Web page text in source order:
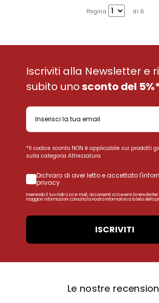
Pagina di 6
Iscriviti alla Newsletter e
subito unosconto del 5%*
*Il codice sconto NON è applicabile sui prodotti
sulla categoria Attrezzatura
Dichiaro di aver letto e accettato
privacy
Inserendo il tuo indirizzo e-mail, acconsenti a ricevere la newsletter
maggiori informazioni consulta la nostra Informativa a tutela della
ISCRIVITI
Le nostre